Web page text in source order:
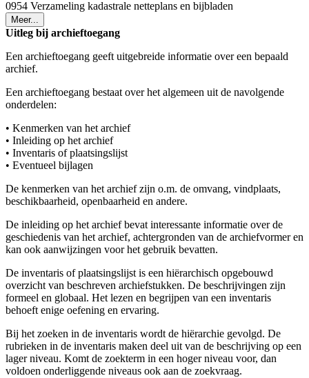
0954 Verzameling kadastrale netteplans en bijbladen
Meer...
Uitleg bij archieftoegang
Een archieftoegang geeft uitgebreide informatie over een bepaald
archief.
Een archieftoegang bestaat over het algemeen uit de navolgende
onderdelen:
• Kenmerken van het archief
• Inleiding op het archief
• Inventaris of plaatsingslijst
• Eventueel bijlagen
De kenmerken van het archief zijn o.m. de omvang, vindplaats,
beschikbaarheid, openbaarheid en andere.
De inleiding op het archief bevat interessante informatie over de
geschiedenis van het archief, achtergronden van de archiefvormer en
kan ook aanwijzingen voor het gebruik bevatten.
De inventaris of plaatsingslijst is een hiërarchisch opgebouwd
overzicht van beschreven archiefstukken. De beschrijvingen zijn
formeel en globaal. Het lezen en begrijpen van een inventaris
behoeft enige oefening en ervaring.
Bij het zoeken in de inventaris wordt de hiërarchie gevolgd. De
rubrieken in de inventaris maken deel uit van de beschrijving op een
lager niveau. Komt de zoekterm in een hoger niveau voor, dan
voldoen onderliggende niveaus ook aan de zoekvraag.